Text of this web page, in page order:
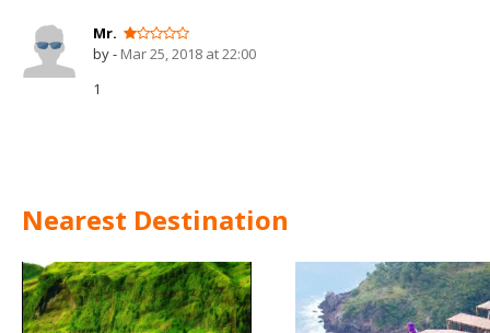
Mr.
by - Mar 25, 2018 at 22:00
1
Nearest Destination